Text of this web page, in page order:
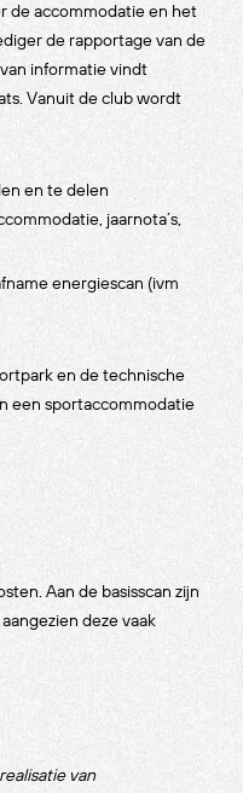
de accommodatie en het
de rapportage van de
informatie vindt
Vanuit de club wordt
en te delen
jaarnota’s,
energiescan (ivm
en de technische
een sportaccommodatie
Aan de basisscan zijn
deze vaak
van